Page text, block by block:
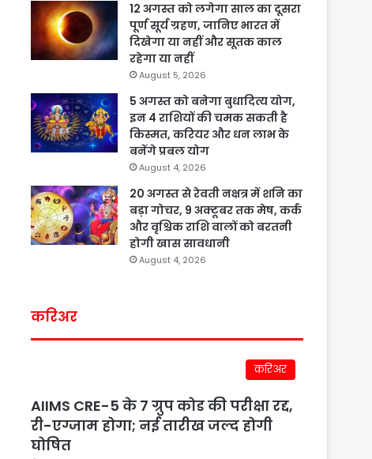
12 अगस्त को लगेगा साल का दूसरा
पूर्ण सूर्य ग्रहण, जानिए भारत में
दिखेगा या नहीं और सूतक काल
रहेगा या नहीं
August 5, 2026
5 अगस्त को बनेगा बुधादित्य योग,
इन 4 राशियों की चमक सकती है
किस्मत, करियर और धन लाभ के
बनेंगे प्रबल योग
August 4, 2026
20 अगस्त से रेवती नक्षत्र में शनि का
बड़ा गोचर, 9 अक्टूबर तक मेष, कर्क
और वृश्चिक राशि वालों को बरतनी
होगी खास सावधानी
August 4, 2026
करिअर
करिअर
AIIMS CRE-5 के 7 ग्रुप कोड की परीक्षा रद्द,
री-एग्जाम होगा; नई तारीख जल्द होगी
घोषित